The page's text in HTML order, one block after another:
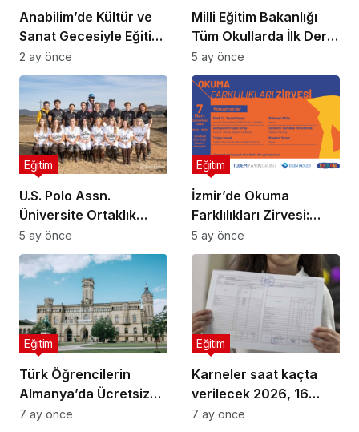
Anabilim’de Kültür ve
Sanat Gecesiyle Eğitim
Yılı Sona Erdi
2 ay önce
Milli Eğitim Bakanlığı
Tüm Okullarda İlk Dersi
Finansal Okuryazarlığa
Ayırdı
5 ay önce
U.S. Polo Assn.
Üniversite Ortaklık
Programı 2026
Sezonunda Rekor
Katılımla Genişliyor
Eğitim
5 ay önce
İzmir’de Okuma
Farklılıkları Zirvesi:
Neden Önemli?
Eğitim
5 ay önce
Türk Öğrencilerin
Almanya’da Ücretsiz
Eğitim ve Kariyer
Eğitim
7 ay önce
Karneler saat kaçta
verilecek 2026, 16
Ocak okullar yarım gün
Eğitim
7 ay önce